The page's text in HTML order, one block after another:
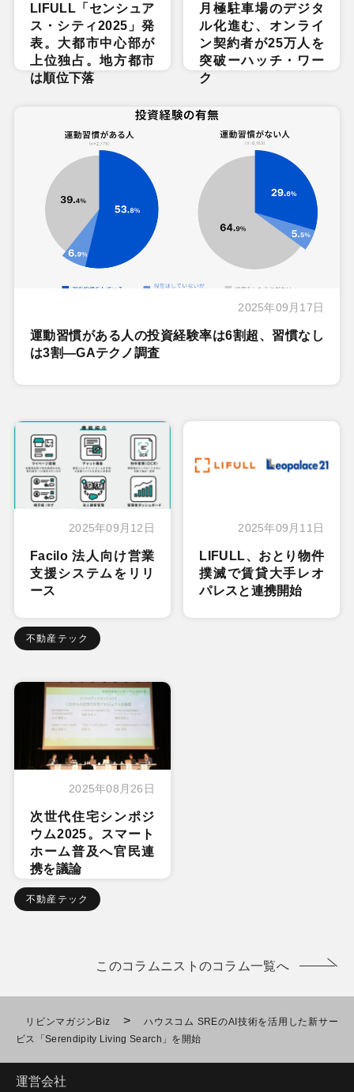
LIFULL「センシュア
ス・シティ2025」発
表。大都市中心部が
上位独占。地方都市
は順位下落
月極駐車場のデジタ
ル化進む、オンライ
ン契約者が25万人を
突破ーハッチ・ワー
ク
2025年09月17日
運動習慣がある人の投資経験率は6割超、習慣なし
は3割―GAテクノ調査
2025年09月12日
Facilo 法人向け営業
支援システムをリリ
ース
不動産テック
2025年09月11日
LIFULL、おとり物件
撲滅で賃貸大手レオ
パレスと連携開始
2025年08月26日
次世代住宅シンポジ
ウム2025。スマート
ホーム普及へ官民連
携を議論
不動産テック
このコラムニストのコラム一覧へ
リビンマガジンBiz >
ハウスコム SREのAI技術を活用した新サー
ビス「Serendipity Living Search」を開始
運営会社